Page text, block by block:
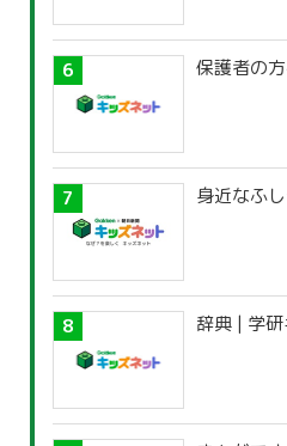
保護者の
身近なふ
辞典 | 学